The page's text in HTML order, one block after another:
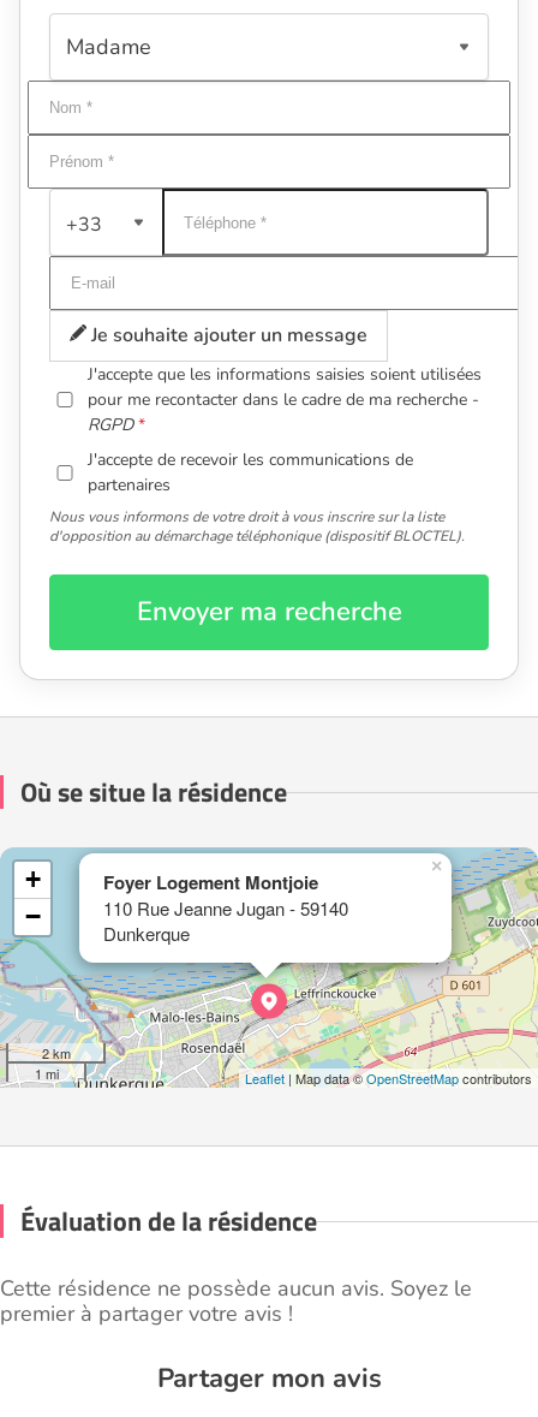
+33
Je souhaite ajouter un message
J'accepte que les informations saisies soient utilisées
pour me recontacter dans le cadre de ma recherche -
RGPD
J'accepte de recevoir les communications de
partenaires
Nous vous informons de votre droit à vous inscrire sur la liste
d'opposition au démarchage téléphonique (dispositif BLOCTEL).
Envoyer ma recherche
Où se situe la résidence
Foyer Logement Montjoie
110 Rue Jeanne Jugan - 59140
Dunkerque
×
+
−
2 km
1 mi
Leaflet | Map data ©OpenStreetMapcontributors
Évaluation de la résidence
Cette résidence ne possède aucun avis. Soyez le
premier à partager votre avis !
Partager mon avis